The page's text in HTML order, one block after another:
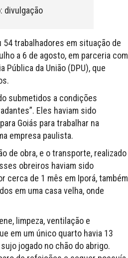
divulgação
54 trabalhadores em situação de
a 6 de agosto, em parceria com
Pública da União (DPU), que
submetidos a condições
Eles haviam sido
Goiás para trabalhar na
empresa paulista.
de obra, e o transporte, realizado
obreiros haviam sido
cerca de 1 mês em Iporá, também
em uma casa velha, onde
limpeza, ventilação e
em um único quarto havia 13
jogado no chão do abrigo.